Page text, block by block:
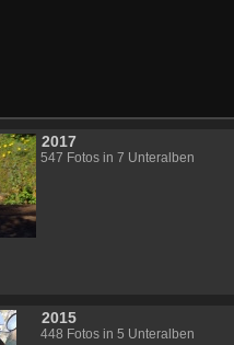
2017
547 Fotos in 7 Unteralben
2015
448 Fotos in 5 Unteralben